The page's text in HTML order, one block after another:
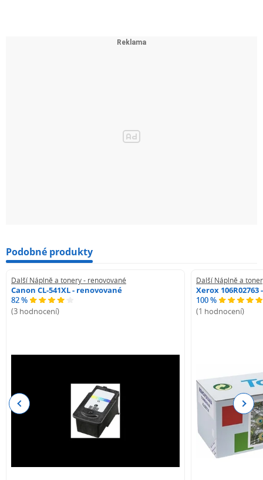
Podobné produkty
Další Náplně a tonery - renovované
Canon CL-541XL - renovované
82 %
(3 hodnocení)
Další Náplně a
Xerox
100 %
(1 hodnocení)
Previous Next